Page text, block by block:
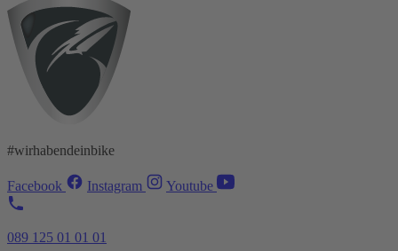
#wirhabendeinbike
Facebook Instagram Youtube
089 125 01 01 01